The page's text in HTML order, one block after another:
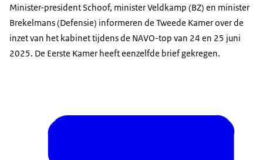
Minister-president Schoof, minister Veldkamp (BZ) en minister
Brekelmans (Defensie) informeren de Tweede Kamer over de
inzet van het kabinet tijdens de NAVO-top van 24 en 25 juni
2025. De Eerste Kamer heeft eenzelfde brief gekregen.